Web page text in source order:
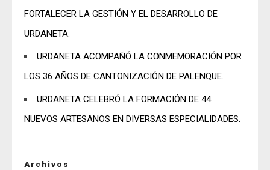
FORTALECER LA GESTIÓN Y EL DESARROLLO DE
URDANETA.
URDANETA ACOMPAÑÓ LA CONMEMORACIÓN POR
LOS 36 AÑOS DE CANTONIZACIÓN DE PALENQUE.
URDANETA CELEBRÓ LA FORMACIÓN DE 44
NUEVOS ARTESANOS EN DIVERSAS ESPECIALIDADES.
Archivos